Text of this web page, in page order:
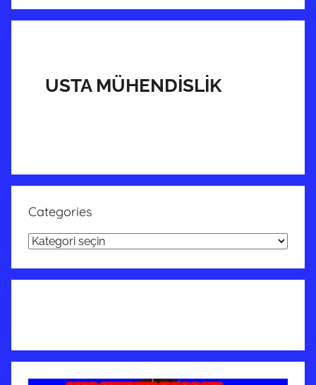
USTA MÜHENDİSLİK
Categories
Categories